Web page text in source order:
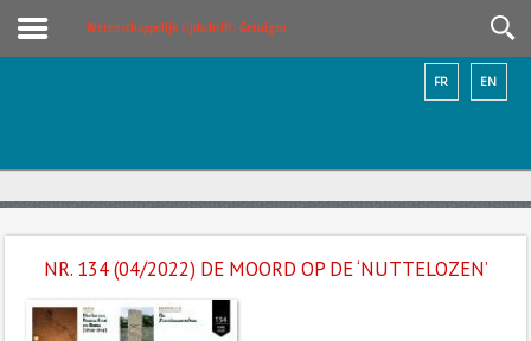
Wetenschappelijk tijdschrift: Getuigen
EN
FR
NR. 134 (04/2022) DE MOORD OP DE ‘NUTTELOZEN’